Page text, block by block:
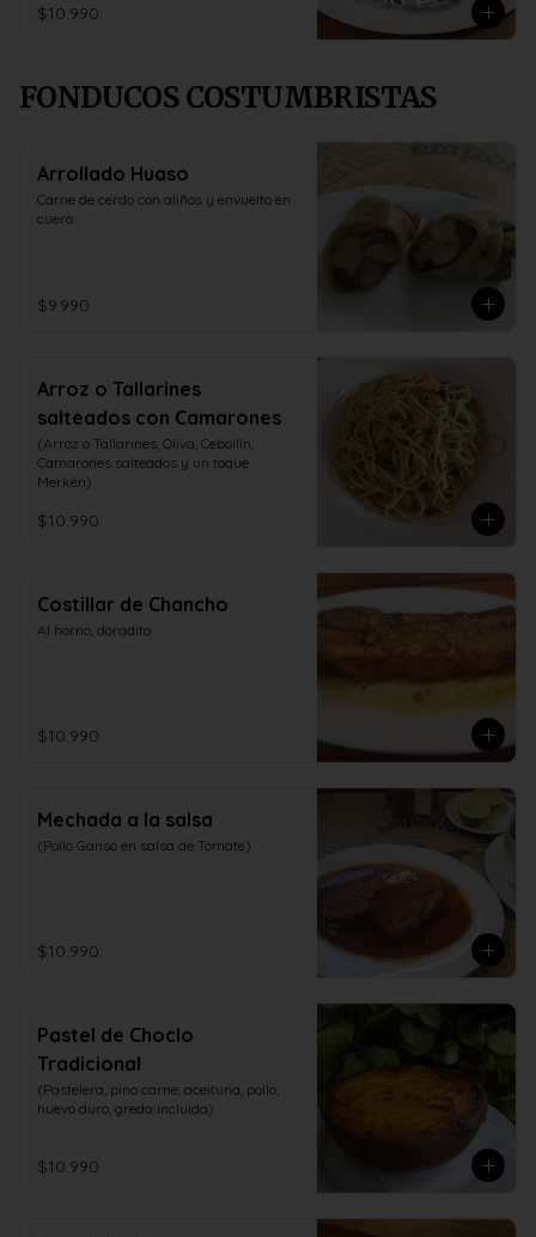
$10.990
FONDUCOS COSTUMBRISTAS
Arrollado Huaso
Carne de cerdo con aliños y envuelto en
cuero
$9.990
Arroz o Tallarines
salteados con Camarones
(Arroz o Tallarines, Oliva, Cebollín,
Camarones salteados y un toque
Merkén)
$10.990
Costillar de Chancho
Al horno, doradito
$10.990
Mechada a la salsa
(Pollo Ganso en salsa de Tomate)
$10.990
Pastel de Choclo
Tradicional
(Pastelera, pino carne, aceituna, pollo,
huevo duro, greda incluida)
$10.990